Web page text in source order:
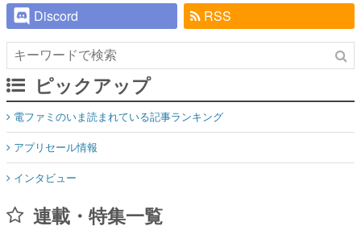
Discord
RSS
ピックアップ
電ファミのいま読まれている記事ランキング
アプリセール情報
インタビュー
連載・特集一覧